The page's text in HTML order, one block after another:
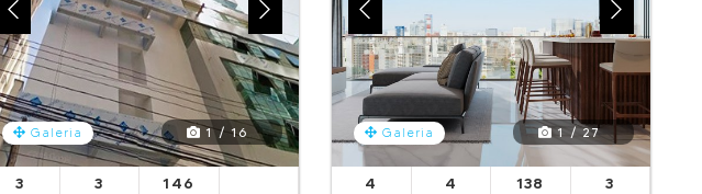
Galeria 1 / 16
3 3 146
Galeria 1 / 27
4 4 138 3